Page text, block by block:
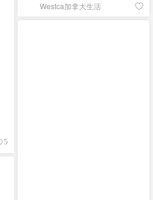
Westca加拿大生活
5